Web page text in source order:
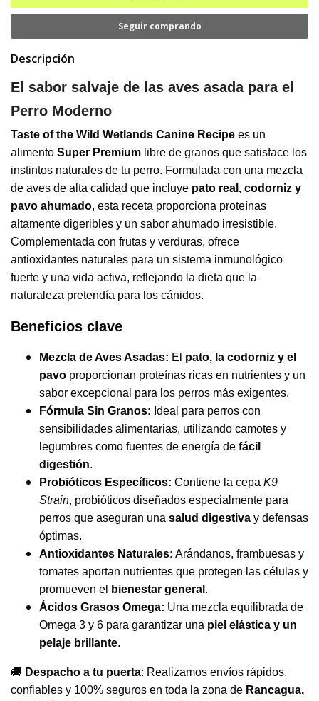
Seguir comprando
Descripción
El sabor salvaje de las aves asada para el
Perro Moderno
Taste of the Wild Wetlands Canine Recipe es un
alimento Super Premium libre de granos que satisface los
instintos naturales de tu perro. Formulada con una mezcla
de aves de alta calidad que incluye pato real, codorniz y
pavo ahumado, esta receta proporciona proteínas
altamente digeribles y un sabor ahumado irresistible.
Complementada con frutas y verduras, ofrece
antioxidantes naturales para un sistema inmunológico
fuerte y una vida activa, reflejando la dieta que la
naturaleza pretendía para los cánidos.
Beneficios clave
Mezcla de Aves Asadas: El pato, la codorniz y el
pavo proporcionan proteínas ricas en nutrientes y un
sabor excepcional para los perros más exigentes.
Fórmula Sin Granos: Ideal para perros con
sensibilidades alimentarias, utilizando camotes y
legumbres como fuentes de energía de fácil
digestión.
Probióticos Específicos: Contiene la cepa K9
Strain, probióticos diseñados especialmente para
perros que aseguran una salud digestiva y defensas
óptimas.
Antioxidantes Naturales: Arándanos, frambuesas y
tomates aportan nutrientes que protegen las células y
promueven el
bienestar general .
Ácidos Grasos Omega: Una mezcla equilibrada de
Omega 3 y 6 para garantizar una piel elástica y un
pelaje brillante.
🚚 Despacho a tu puerta: Realizamos envíos rápidos,
confiables y 100% seguros en toda la zona de Rancagua,